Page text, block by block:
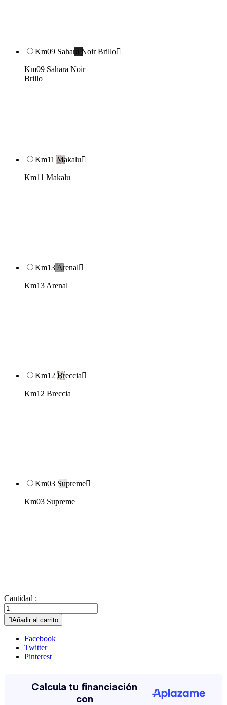
Km09 Sahara Noir Brillo
Km09 Sahara Noir
Brillo
Km11 Makalu
Km11 Makalu
Km13 Arenal
Km13 Arenal
Km12 Breccia
Km12 Breccia
Km03 Supreme
Km03 Supreme
Cantidad :
Añadir al carrito
Facebook
Twitter
Pinterest